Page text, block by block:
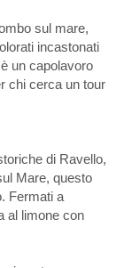
sul mare,
incastonati
un capolavoro
chi cerca un tour
di Ravello,
Mare, questo
Fermati a
al limone con